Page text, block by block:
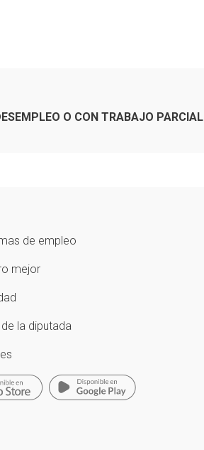
O CON TRABAJO PARCIAL
de empleo
mejor
la diputada